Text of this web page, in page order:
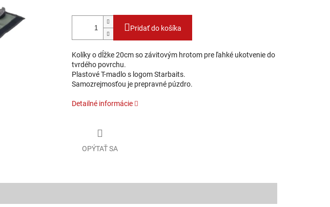
Pridať do košíka
Kolíky o dĺžke 20cm so závitovým hrotom pre ľahké ukotvenie do
tvrdého povrchu.
Plastové T-madlo s logom Starbaits.
Samozrejmosťou je prepravné púzdro.
Detailné informácie
OPÝTAŤ SA